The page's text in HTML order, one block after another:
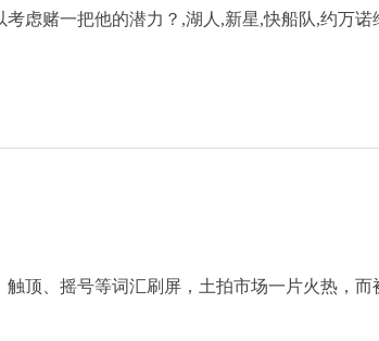
虑赌一把他的潜力？,湖人,新星,快船队,约万诺
顶、摇号等词汇刷屏，土拍市场一片火热，而